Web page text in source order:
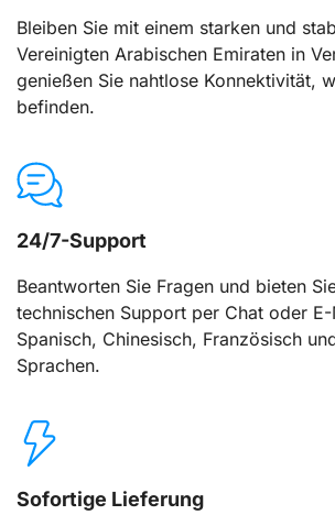
Bleiben Sie mit einem starken und
Vereinigten Arabischen Emiraten in
genießen Sie nahtlose Konnektivität,
befinden.
24/7-Support
Beantworten Sie Fragen und bieten
technischen Support per Chat oder
Spanisch, Chinesisch, Französisch
Sprachen.
Sofortige Lieferung